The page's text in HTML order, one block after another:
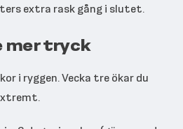
extra rask gång i slutet.
mer tryck
i ryggen. Vecka tre ökar du